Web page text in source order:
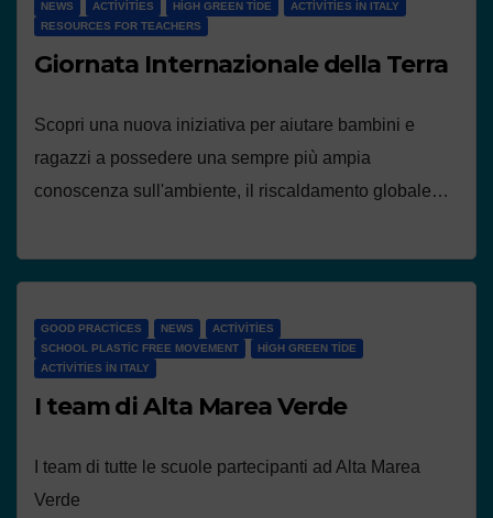
NEWS ACTIVITIES HIGH GREEN TIDE
ACTIVITIES IN ITALY
RESOURCES FOR TEACHERS
Giornata Internazionale della Terra
Scopri una nuova iniziativa per aiutare bambini e
ragazzi a possedere una sempre più ampia
conoscenza sull'ambiente, il riscaldamento globale…
GOOD PRACTICES NEWS
ACTIVITIES
SCHOOL PLASTIC FREE MOVEMENT
HIGH GREEN TIDE
ACTIVITIES IN ITALY
I team di Alta Marea Verde
I team di tutte le scuole partecipanti ad Alta Marea
Verde